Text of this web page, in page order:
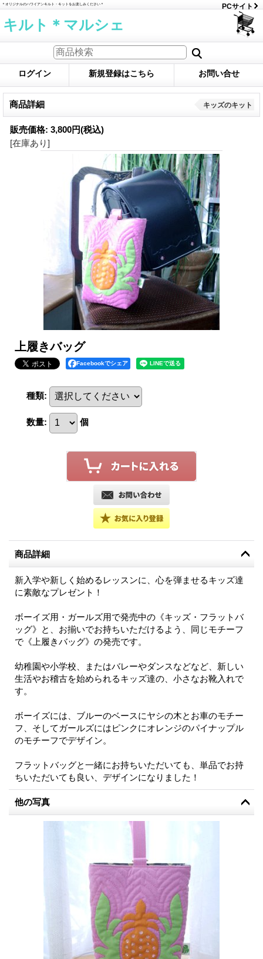
＊オリジナルのハワイアンキルト・キットをお楽しみください＊ PCサイト
キルト＊マルシェ
ログイン 新規登録はこちら お問い合せ
商品詳細 キッズのキット
販売価格: 3,800円(税込)
[在庫あり]
上履きバッグ
Facebookでシェア
種類:
数量: 個
商品詳細
新入学や新しく始めるレッスンに、心を弾ませるキッズ達
に素敵なプレゼント！
ボーイズ用・ガールズ用で発売中の《キッズ・フラットバ
ッグ》と、お揃いでお持ちいただけるよう、同じモチーフ
で《上履きバッグ》の発売です。
幼稚園や小学校、またはバレーやダンスなどなど、新しい
生活やお稽古を始められるキッズ達の、小さなお靴入れで
す。
ボーイズには、ブルーのベースにヤシの木とお車のモチー
フ、そしてガールズにはピンクにオレンジのパイナップル
のモチーフでデザイン。
フラットバッグと一緒にお持ちいただいても、単品でお持
ちいただいても良い、デザインになりました！
他の写真